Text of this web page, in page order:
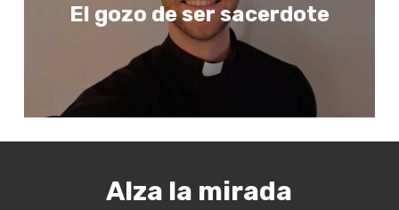
El gozo de ser sacerdote
Alza la mirada